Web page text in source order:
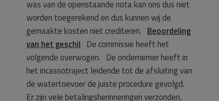
was van de openstaande nota kan ons dus niet
worden toegerekend en dus kunnen wij de
gemaakte kosten niet crediteren. Beoordeling
van het geschil De commissie heeft het
volgende overwogen. De ondernemer heeft in
het incassotraject leidende tot de afsluiting van
de watertoevoer de juiste procedure gevolgd.
Er zijn vele betalingsherinneringen verzonden,